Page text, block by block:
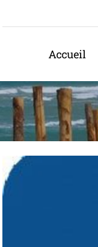
Accueil